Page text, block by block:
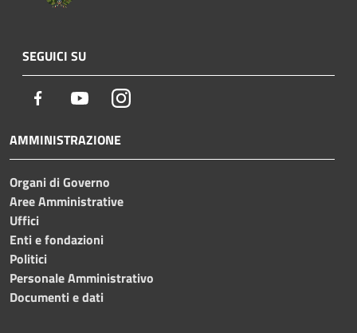
SEGUICI SU
Facebook YoutubeInstagram
AMMINISTRAZIONE
Organi di Governo
Aree Amministrative
Uffici
Enti e fondazioni
Politici
Personale Amministrativo
Documenti e dati